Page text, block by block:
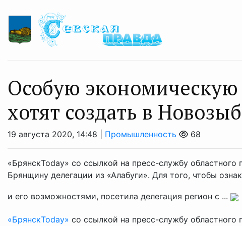
Особую экономическую
хотят создать в
19 августа 2020, 14:48 | Промышленность 68
«БрянскToday» со ссылкой на пресс-службу
Брянщину делегации из «Алабуги». Для того, чтобы
и его возможностями, посетила делегация регион с ...
«БрянскToday» со ссылкой на пресс-службу